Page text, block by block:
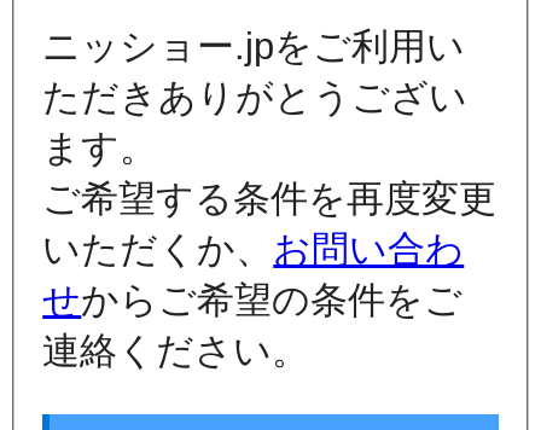
ニッショー.jpをご利用い
ただきありがとうござい
ます。
ご希望する条件を再度変更
いただくか、 お問い合わ
せからご希望の条件をご
連絡ください。